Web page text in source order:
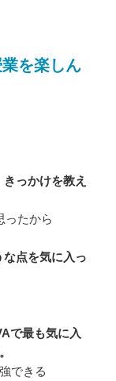
を楽しん
っかけを教え
ったから
点を気に入っ
で最も気に入
できる